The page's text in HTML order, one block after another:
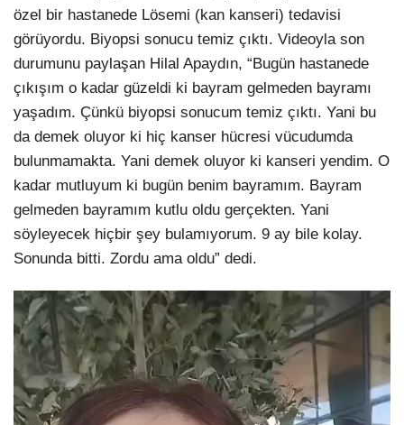
özel bir hastanede Lösemi (kan kanseri) tedavisi
görüyordu. Biyopsi sonucu temiz çıktı. Videoyla son
durumunu paylaşan Hilal Apaydın, “Bugün hastanede
çıkışım o kadar güzeldi ki bayram gelmeden bayramı
yaşadım. Çünkü biyopsi sonucum temiz çıktı. Yani bu
da demek oluyor ki hiç kanser hücresi vücudumda
bulunmamakta. Yani demek oluyor ki kanseri yendim. O
kadar mutluyum ki bugün benim bayramım. Bayram
gelmeden bayramım kutlu oldu gerçekten. Yani
söyleyecek hiçbir şey bulamıyorum. 9 ay bile kolay.
Sonunda bitti. Zordu ama oldu” dedi.